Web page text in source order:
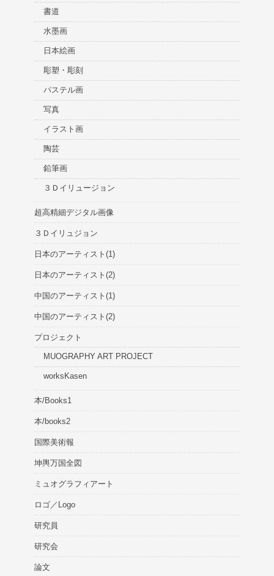
書道
水墨画
日本絵画
彫塑・彫刻
パステル画
写真
イラスト画
陶芸
鉛筆画
３Ｄイリュージョン
超高精細デジタル画像
３Ｄイリュジョン
日本のアーティスト(1)
日本のアーティスト(2)
中国のアーティスト(1)
中国のアーティスト(2)
プロジェクト
MUOGRAPHY ART PROJECT
worksKasen
本/Books1
本/books2
国際美術報
坤輿万国全図
ミュオグラフィアート
ロゴ／Logo
研究員
研究会
論文